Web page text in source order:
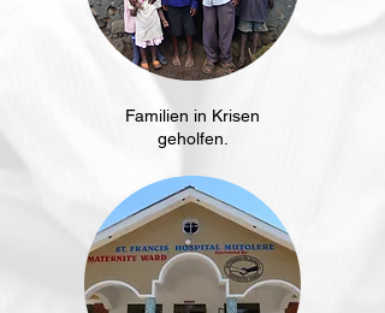
Familien in Krisen
geholfen.